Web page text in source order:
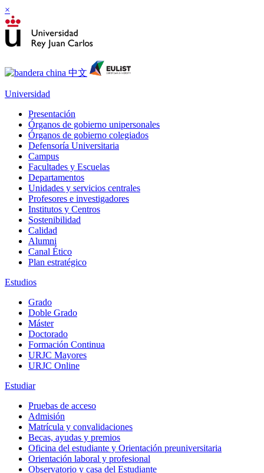
×
Universidad
Presentación
Órganos de gobierno unipersonales
Órganos de gobierno colegiados
Defensoría Universitaria
Campus
Facultades y Escuelas
Departamentos
Unidades y servicios centrales
Profesores e investigadores
Institutos y Centros
Sostenibilidad
Calidad
Alumni
Canal Ético
Plan estratégico
Estudios
Grado
Doble Grado
Máster
Doctorado
Formación Continua
URJC Mayores
URJC Online
Estudiar
Pruebas de acceso
Admisión
Matrícula y convalidaciones
Becas, ayudas y premios
Oficina del estudiante y Orientación preuniversitaria
Orientación laboral y profesional
Observatorio y casa del Estudiante